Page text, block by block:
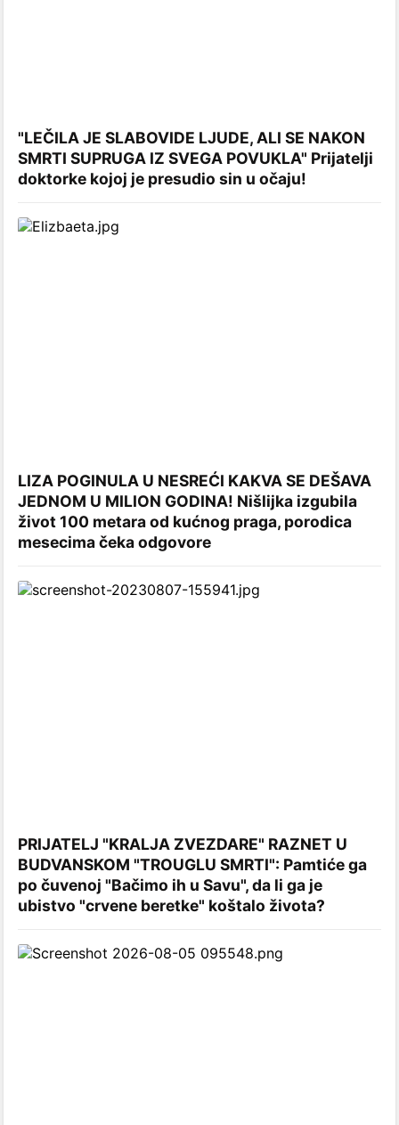
"LEČILA JE SLABOVIDE LJUDE, ALI SE NAKON
SMRTI SUPRUGA IZ SVEGA POVUKLA" Prijatelji
doktorke kojoj je presudio sin u očaju!
LIZA POGINULA U NESREĆI KAKVA SE DEŠAVA
JEDNOM U MILION GODINA! Nišlijka izgubila
život 100 metara od kućnog praga, porodica
mesecima čeka odgovore
PRIJATELJ "KRALJA ZVEZDARE" RAZNET U
BUDVANSKOM "TROUGLU SMRTI": Pamtiće ga
po čuvenoj "Bačimo ih u Savu", da li ga je
ubistvo "crvene beretke" koštalo života?